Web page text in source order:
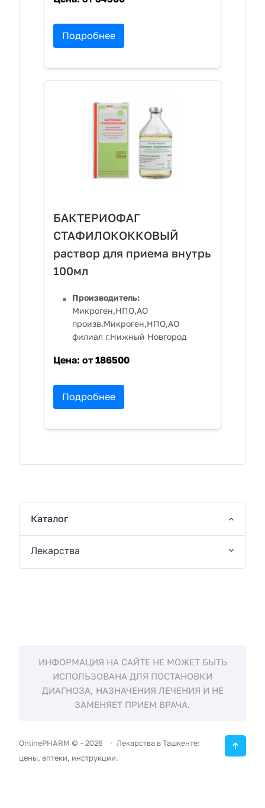
Подробнее
БАКТЕРИОФАГ
СТАФИЛОКОККОВЫЙ
раствор для приема внутрь
100мл
Производитель:
Микроген,НПО,АО
произв.Микроген,НПО,АО
филиал г.Нижный Новгород
Цена: от 186500
Подробнее
Каталог
Лекарства
ИНФОРМАЦИЯ НА САЙТЕ НЕ МОЖЕТ БЫТЬ
ИСПОЛЬЗОВАНА ДЛЯ ПОСТАНОВКИ
ДИАГНОЗА, НАЗНАЧЕНИЯ ЛЕЧЕНИЯ И НЕ
ЗАМЕНЯЕТ ПРИЕМ ВРАЧА.
OnlinePHARM © -2026
Лекарства в Ташкенте:
цены, аптеки, инструкции.